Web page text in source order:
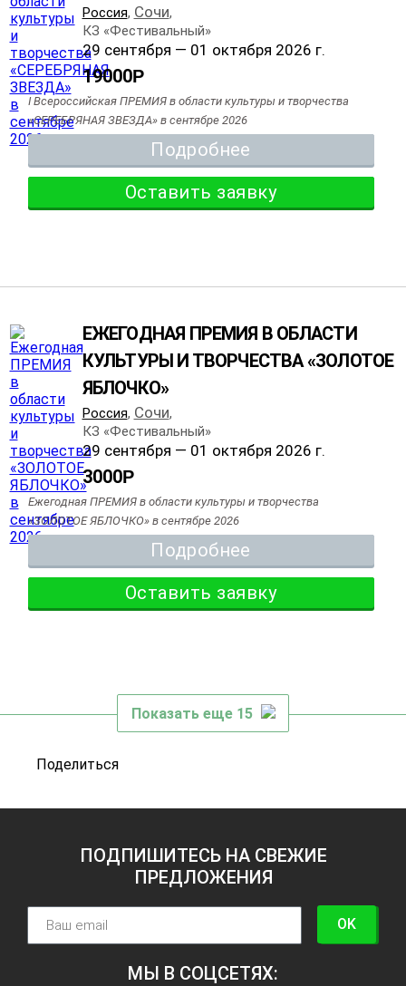
Россия, Сочи,
КЗ «Фестивальный»
29 сентября — 01 октября 2026 г.
19000Р
I Всероссийская ПРЕМИЯ в области культуры и творчества
«СЕРЕБРЯНАЯ ЗВЕЗДА» в сентябре 2026
Подробнее
Оставить заявку
ЕЖЕГОДНАЯ ПРЕМИЯ В ОБЛАСТИ
КУЛЬТУРЫ И ТВОРЧЕСТВА «ЗОЛОТОЕ
ЯБЛОЧКО»
Россия, Сочи,
КЗ «Фестивальный»
29 сентября — 01 октября 2026 г.
3000Р
Ежегодная ПРЕМИЯ в области культуры и творчества
«ЗОЛОТОЕ ЯБЛОЧКО» в сентябре 2026
Подробнее
Оставить заявку
Показать еще 15
Поделиться
ПОДПИШИТЕСЬ НА СВЕЖИЕ
ПРЕДЛОЖЕНИЯ
OK
МЫ В СОЦСЕТЯХ: